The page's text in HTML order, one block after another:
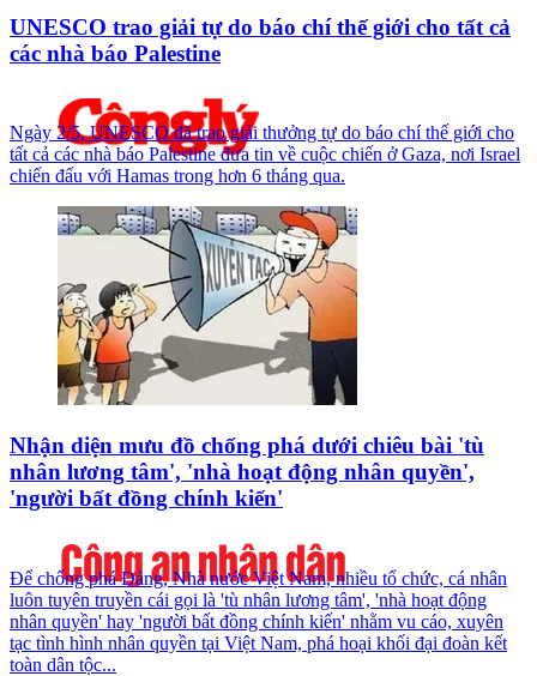
UNESCO trao giải tự do báo chí thế giới cho tất cả
các nhà báo Palestine
Ngày 2/5, UNESCO đã trao giải thưởng tự do báo chí thế giới cho
tất cả các nhà báo Palestine đưa tin về cuộc chiến ở Gaza, nơi Israel
chiến đấu với Hamas trong hơn 6 tháng qua.
Nhận diện mưu đồ chống phá dưới chiêu bài 'tù
nhân lương tâm', 'nhà hoạt động nhân quyền',
'người bất đồng chính kiến'
Để chống phá Đảng, Nhà nước Việt Nam, nhiều tổ chức, cá nhân
luôn tuyên truyền cái gọi là 'tù nhân lương tâm', 'nhà hoạt động
nhân quyền' hay 'người bất đồng chính kiến' nhằm vu cáo, xuyên
tạc tình hình nhân quyền tại Việt Nam, phá hoại khối đại đoàn kết
toàn dân tộc...